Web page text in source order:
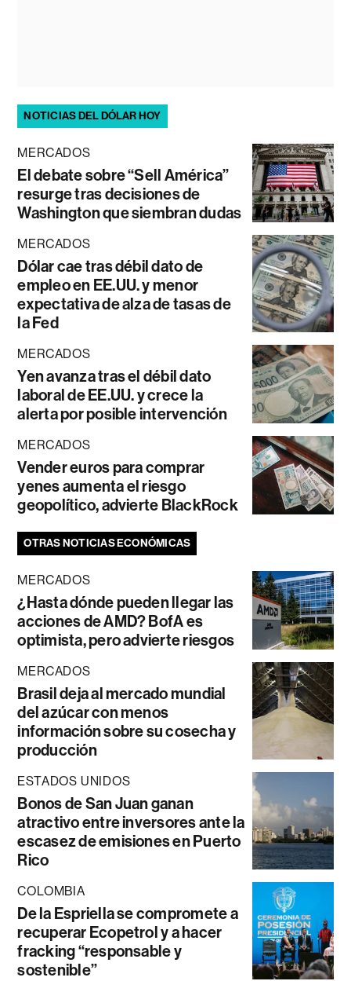
NOTICIAS DEL DÓLAR HOY
MERCADOS
El debate sobre “Sell América”
resurge tras decisiones de
Washington que siembran dudas
MERCADOS
Dólar cae tras débil dato de
empleo en EE.UU. y menor
expectativa de alza de tasas de
la Fed
MERCADOS
Yen avanza tras el débil dato
laboral de EE.UU. y crece la
alerta por posible intervención
MERCADOS
Vender euros para comprar
yenes aumenta el riesgo
geopolítico, advierte BlackRock
OTRAS NOTICIAS ECONÓMICAS
MERCADOS
¿Hasta dónde pueden llegar las
acciones de AMD? BofA es
optimista, pero advierte riesgos
MERCADOS
Brasil deja al mercado mundial
del azúcar con menos
información sobre su cosecha y
producción
ESTADOS UNIDOS
Bonos de San Juan ganan
atractivo entre inversores ante la
escasez de emisiones en Puerto
Rico
COLOMBIA
De la Espriella se compromete a
recuperar Ecopetrol y a hacer
fracking “responsable y
sostenible”